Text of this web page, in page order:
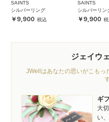
SAINTS
シルバーリング
9,900
SAINTS
シルバーリン
9,900
ジェイウ
JWellはあなたの思いがこもっ
ギ
大
い